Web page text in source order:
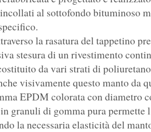
al sottofondo bituminoso
la rasatura del tappetino
stesura di un rivestimento
da vari strati di
visivamente questo manto da
EPDM colorata con diametro
granuli di gomma pura permette
la necessaria elasticità del